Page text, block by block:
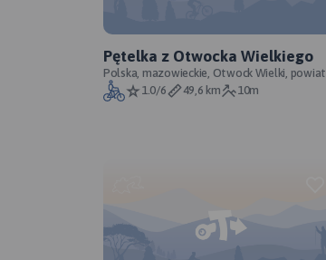
Pętelka z Otwocka Wielkiego
Polska, mazowieckie, Otwock Wielki, powiat
otwocki1.0/6 49,6 km 10m